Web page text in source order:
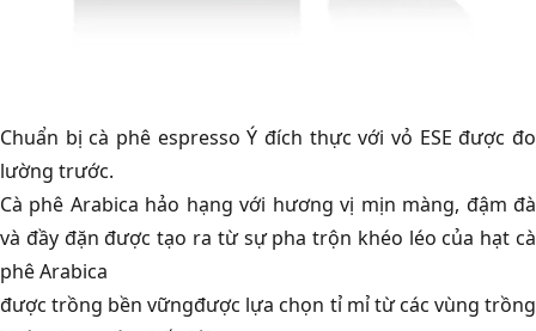
Chuẩn bị cà phê espresso Ý đích thực với vỏ ESE được đo
lường trước.
Cà phê Arabica hảo hạng với hương vị mịn màng, đậm đà
và đầy đặn được tạo ra từ sự pha trộn khéo léo của hạt cà
phê Arabica
được trồng bền vữngđược lựa chọn tỉ mỉ từ các vùng trồng